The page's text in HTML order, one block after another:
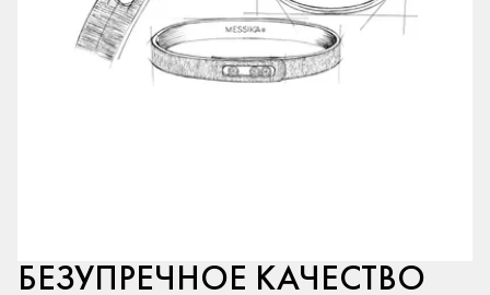
БЕЗУПРЕЧНОЕ КАЧЕСТВО